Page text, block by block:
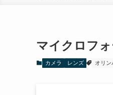
マイクロフ
カメラ レンズ オリン